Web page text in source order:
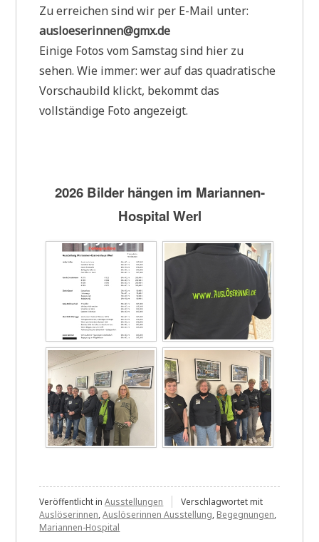
Zu erreichen sind wir per E-Mail unter:
ausloeserinnen@gmx.de
Einige Fotos vom Samstag sind hier zu
sehen. Wie immer: wer auf das quadratische
Vorschaubild klickt, bekommt das
vollständige Foto angezeigt.
2026 Bilder hängen im Mariannen-
Hospital Werl
Veröffentlicht inAusstellungen
Verschlagwortet mit
Auslöserinnen,Auslöserinnen Ausstellung, Begegnungen,
Mariannen-Hospital